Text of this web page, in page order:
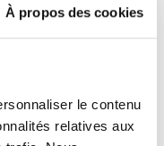
À propos des cookies
le contenu
relatives aux